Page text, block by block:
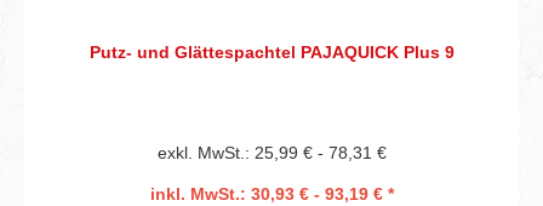
Putz- und Glättespachtel PAJAQUICK Plus 9
exkl. MwSt.: 25,99 € - 78,31 €
inkl. MwSt.: 30,93 € - 93,19 € *